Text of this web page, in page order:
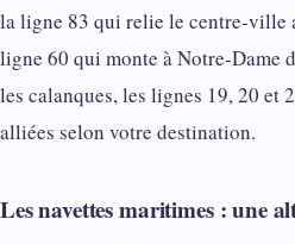
la ligne 83 qui relie le centre-ville
ligne 60 qui monte à Notre-Dame
les calanques, les lignes 19, 20 et
alliées selon votre destination.
Les navettes maritimes : une